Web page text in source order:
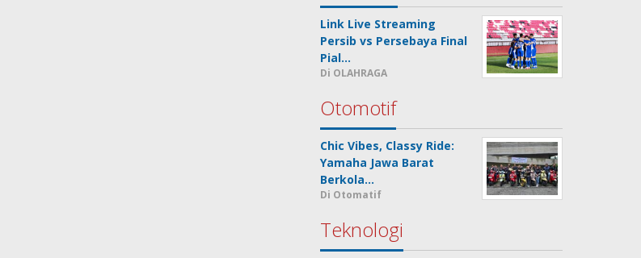
Link Live Streaming
Persib vs Persebaya Final
Pial…
Di OLAHRAGA
Otomotif
Chic Vibes, Classy Ride:
Yamaha Jawa Barat
Berkola…
Di Otomatif
Teknologi